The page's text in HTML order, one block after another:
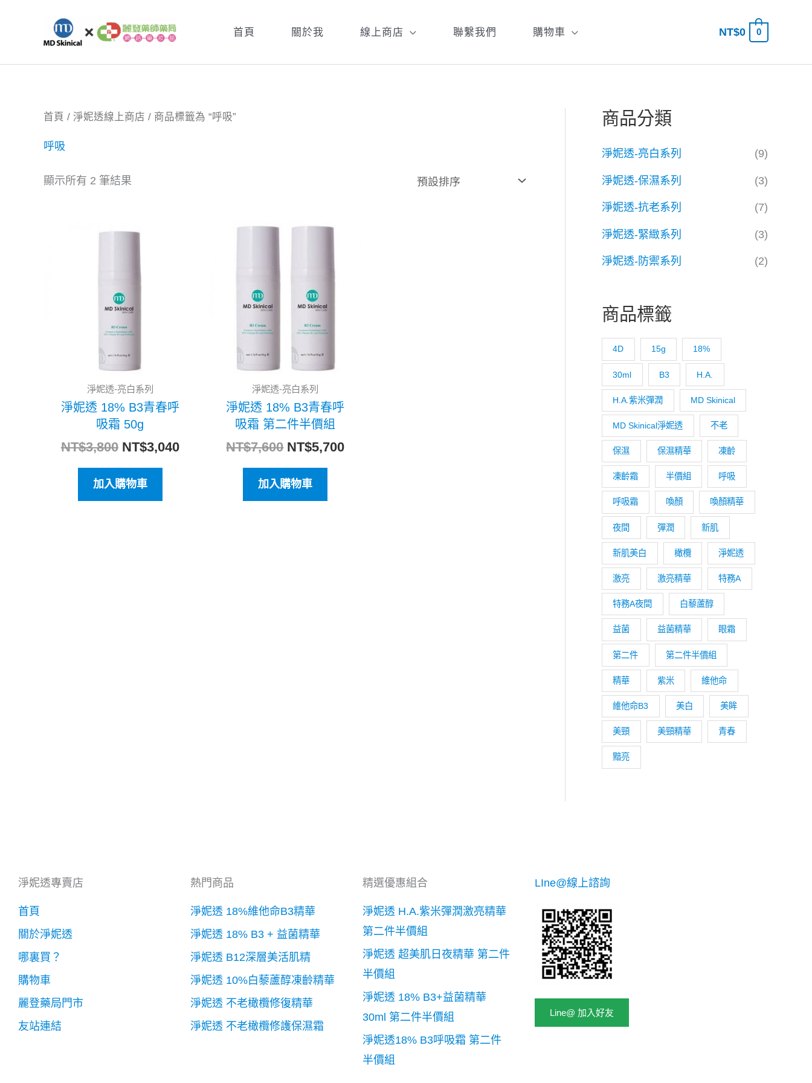
首頁 關於我 線上商店 聯繫我們 購物車 NT$0 0
首頁 / 淨妮透線上商店 / 商品標籤為 “呼吸”
呼吸
顯示所有 2 筆結果
淨妮透-亮白系列
淨妮透 18% B3青春呼
吸霜 50g
NT$3,800
原
格：
NT$3,800。
NT$3,040
加入購物車
淨妮透-亮白系列
淨妮透 18% B3青春呼
吸霜 第二件半價組
NT$7,600
原
NT$7,600。
NT$5,700
加入購物車
商品分類
淨妮透-亮白系列 (9)
淨妮透-保濕系列 (3)
淨妮透-抗老系列 (7)
淨妮透-緊緻系列 (3)
淨妮透-防禦系列 (2)
商品標籤
4D 15g 18%
30ml B3 H.A.
H.A.紫米彈潤 MD Skinical
MD Skinical淨妮透 不老
保濕 保濕精華 凍齡
凍齡霜 半價組 呼吸
呼吸霜 喚顏 喚顏精華
夜間 彈潤 新肌
新肌美白 橄欖 淨妮透
激亮 激亮精華 特務A
特務A夜間 白藜蘆醇
益菌 益菌精華 眼霜
第二件 第二件半價組
精華 紫米 維他命
維他命B3 美白 美眸
美頸 美頸精華 青春
黯亮
淨妮透專賣店
首頁
關於淨妮透
哪裏買？
購物車
麗登藥局門市
友站連結
熱門商品
淨妮透 18%維他命B3精華
淨妮透 18% B3 + 益菌精華
淨妮透 B12深層美活肌精
淨妮透 10%白藜蘆醇凍齡精華
淨妮透 不老橄欖修復精華
淨妮透 不老橄欖修護保濕霜
精選優惠組合
淨妮透 H.A.紫米彈潤激亮精華
第二件半價組
淨妮透 超美肌日夜精華 第二件
半價組
淨妮透 18% B3+益菌精華
30ml 第二件半價組
淨妮透18% B3呼吸霜 第二件
半價組
LIne@線上諮詢
Line@ 加入好友